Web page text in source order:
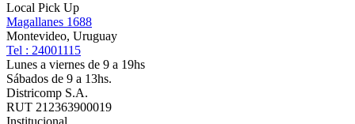
Local Pick Up
Magallanes 1688
Montevideo, Uruguay
Tel : 24001115
Lunes a viernes de 9 a 19hs
Sábados de 9 a 13hs.
Districomp S.A.
RUT 212363900019
Institucional